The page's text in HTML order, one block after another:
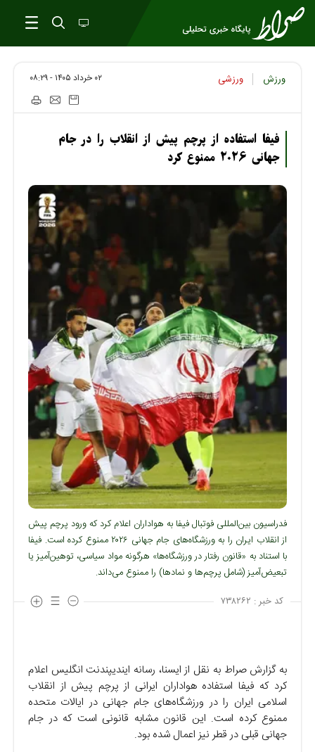
ورزش ورزشی ۰۲ خرداد ۱۴۰۵ - ۰۸:۲۹
فیفا استفاده از پرچم پیش از انقلاب را در جام
جهانی ۲۰۲۶ ممنوع کرد
فدراسیون بین‌المللی فوتبال فیفا به هواداران اعلام کرد که ورود پرچم پیش
از انقلاب ایران را به ورزشگاه‌های جام جهانی ۲۰۲۶ ممنوع کرده است. فیفا
با استناد به «قانون رفتار در ورزشگاه‌ها» هرگونه مواد سیاسی، توهین‌آمیز یا
تبعیض‌آمیز (شامل پرچم‌ها و نمادها) را ممنوع می‌داند.
کد خبر : ۷۳۸۲۶۲
به گزارش صراط به نقل از ایسنا، رسانه ایندیپندنت انگلیس اعلام
کرد که فیفا استفاده هواداران ایرانی از پرچم پیش از انقلاب
اسلامی ایران را در ورزشگاه‌های جام جهانی در ایالات متحده
ممنوع کرده است. این قانون مشابه قانونی است که در جام
جهانی قبلی در قطر نیز اعمال شده بود.